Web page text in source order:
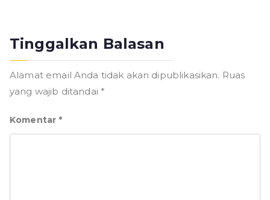
Tinggalkan Balasan
Alamat email Anda tidak akan dipublikasikan. Ruas
yang wajib ditandai *
Komentar *